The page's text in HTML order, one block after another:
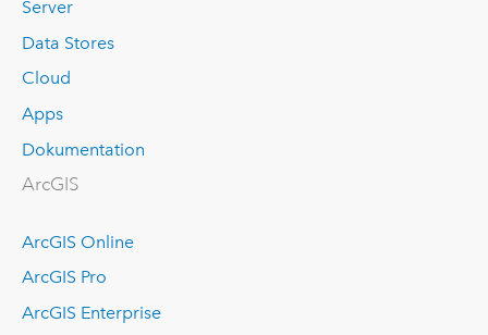
Server
Data Stores
Cloud
Apps
Dokumentation
ArcGIS
ArcGIS Online
ArcGIS Pro
ArcGIS Enterprise